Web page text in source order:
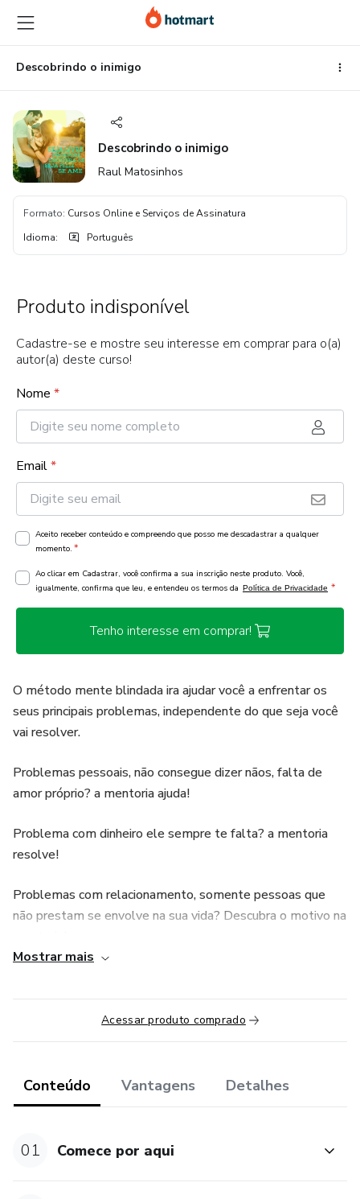
para
o
conteúdo
principal
para
o
pagamento
para
o
rodapé
Descobrindo o inimigo
Descobrindo o inimigo
Raul Matosinhos
Formato: Cursos Online e Serviços de Assinatura
Idioma: Português
Produto indisponível
Cadastre-se e mostre seu interesse em comprar para o(a)
autor(a) deste curso!
Nome *
Email*
Aceito receber conteúdo e compreendo que posso me descadastrar a qualquer
momento. *
Ao clicar em Cadastrar, você confirma a sua inscrição neste produto. Você,
igualmente, confirma que leu, e entendeu os termos da Política de Privacidade *
Tenho interesse em comprar!
O método mente blindada ira ajudar você a enfrentar os
seus principais problemas, independente do que seja você
vai resolver.
Problemas pessoais, não consegue dizer nãos, falta de
amor próprio? a mentoria ajuda!
Problema com dinheiro ele sempre te falta? a mentoria
resolve!
Problemas com relacionamento, somente pessoas que
não prestam se envolve na sua vida? Descubra o motivo na
mentoria!
E o preço esta acessível para todos de forma proposital,
Mostrar mais
Acessar produto comprado
Conteúdo Vantagens Detalhes
01 Comece por aqui